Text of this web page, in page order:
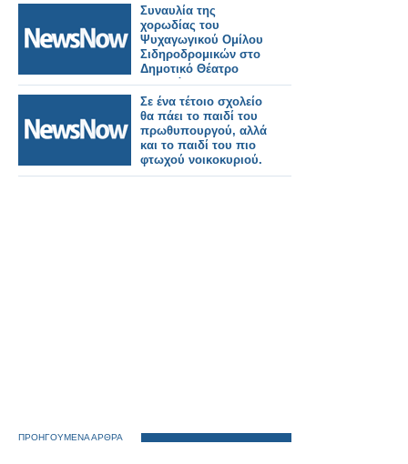
Συναυλία της
χορωδίας του
Ψυχαγωγικού Ομίλου
Σιδηροδρομικών στο
Δημοτικό Θέατρο
Πειραιά.
Σε ένα τέτοιο σχολείο
θα πάει το παιδί του
πρωθυπουργού, αλλά
και το παιδί του πιο
φτωχού νοικοκυριού.
ΠΡΟΗΓΟΥΜΕΝΑ ΑΡΘΡΑ